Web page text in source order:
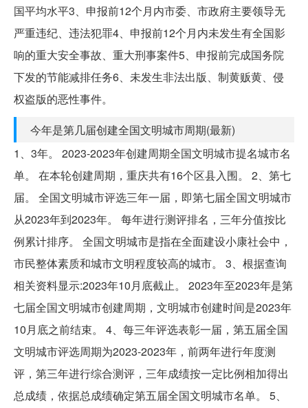
国平均水平3、申报前12个月内市委、市政府主要领导无
严重违纪、违法犯罪4、申报前12个月内未发生有全国影
响的重大安全事故、重大刑事案件5、申报前完成国务院
下发的节能减排任务6、未发生非法出版、制黄贩黄、侵
权盗版的恶性事件。
今年是第几届创建全国文明城市周期(最新)
1、3年。 2023-2023年创建周期全国文明城市提名城市名
单。 在本轮创建周期，重庆共有16个区县入围。 2、第七
届。 全国文明城市评选三年一届，即第七届全国文明城市
从2023年到2023年。 每年进行测评排名，三年分值按比
例累计排序。 全国文明城市是指在全面建设小康社会中，
市民整体素质和城市文明程度较高的城市。 3、根据查询
相关资料显示:2023年10月底截止。 2023年至2023年是第
七届全国文明城市创建周期，文明城市创建时间是2023年
10月底之前结束。 4、每三年评选表彰一届，第五届全国
文明城市评选周期为2023-2023年，前两年进行年度测
评，第三年进行综合测评，三年成绩按一定比例相加得出
总成绩，依据总成绩确定第五届全国文明城市名单。 5、